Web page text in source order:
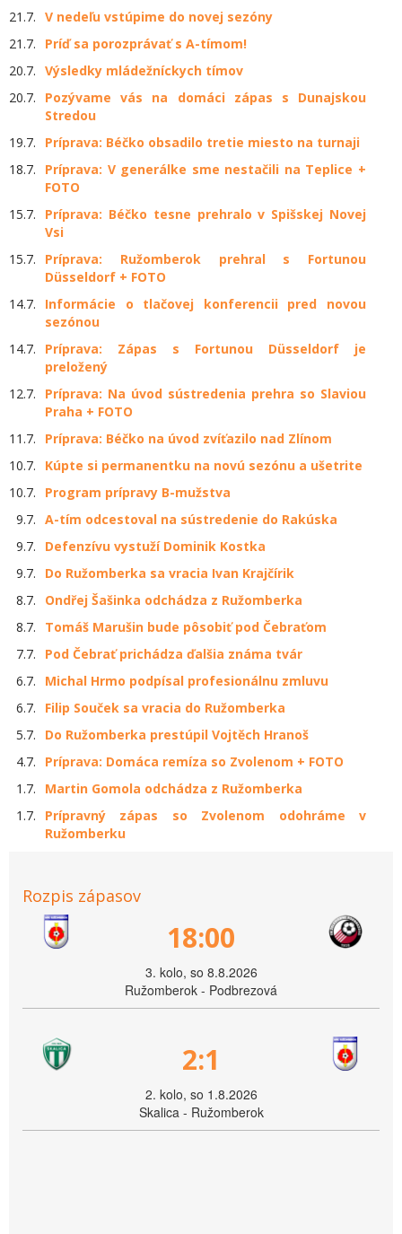
21.7. V nedeľu vstúpime do novej sezóny
21.7.
Príď sa porozprávať s A-tímom!
20.7. Výsledky mládežníckych tímov
20.7.
Pozývame vás na domáci zápas s Dunajskou
Stredou
19.7.
Príprava: Béčko obsadilo tretie miesto na turnaji
18.7.
Príprava: V generálke sme nestačili na Teplice +
FOTO
15.7.
Príprava: Béčko tesne prehralo v Spišskej Novej
Vsi
15.7.
Príprava: Ružomberok prehral s Fortunou
Düsseldorf + FOTO
14.7.
Informácie o tlačovej konferencii pred novou
sezónou
14.7.
Príprava: Zápas s Fortunou Düsseldorf je
preložený
12.7.
Príprava: Na úvod sústredenia prehra so Slaviou
Praha + FOTO
11.7.
Príprava: Béčko na úvod zvíťazilo nad Zlínom
10.7.
Kúpte si permanentku na novú sezónu a ušetrite
10.7.
Program prípravy B-mužstva
9.7. A-tím odcestoval na sústredenie do Rakúska
9.7.
Defenzívu vystuží Dominik Kostka
9.7.
Do Ružomberka sa vracia Ivan Krajčírik
8.7.
Ondřej Šašinka odchádza z Ružomberka
8.7.
Tomáš Marušin bude pôsobiť pod Čebraťom
7.7.
Pod Čebrať prichádza ďalšia známa tvár
6.7.
Michal Hrmo podpísal profesionálnu zmluvu
6.7.
Filip Souček sa vracia do Ružomberka
5.7.
Do Ružomberka prestúpil Vojtěch Hranoš
4.7.
Príprava: Domáca remíza so Zvolenom + FOTO
1.7.
Martin Gomola odchádza z Ružomberka
1.7.
Prípravný zápas so Zvolenom odohráme v
Ružomberku
Rozpis zápasov
18:00
3. kolo, so 8.8.2026
Ružomberok - Podbrezová
2:1
2. kolo, so 1.8.2026
Skalica - Ružomberok